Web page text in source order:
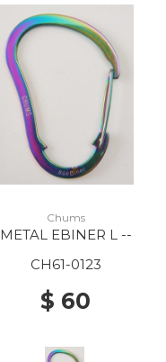
Chums
METAL EBINER L --
CH61-0123
$ 60